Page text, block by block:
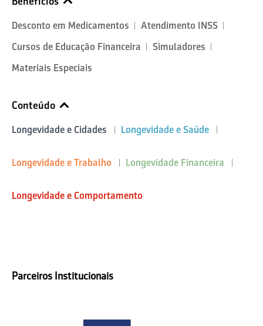
Desconto em Medicamentos
Atendimento INSS
Cursos de Educação Financeira
Simuladores
Materiais Especiais
Conteúdo
Longevidade e Cidades Longevidade e Saúde
Longevidade e Trabalho Longevidade Financeira
Longevidade e Comportamento
Parceiros Institucionais